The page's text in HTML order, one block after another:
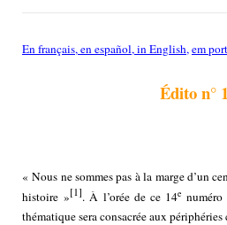
En français,en español,in English,em
Édito n°
« Nous ne sommes pas à la marge d’un
histoire »[1]. À l’orée de ce 14e
thématique sera consacrée aux